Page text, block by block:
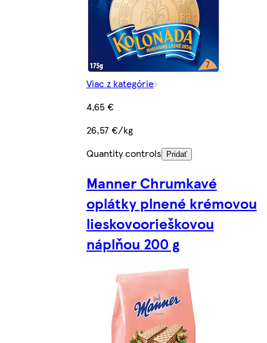
Viac z kategórie
4,65 €
26,57 €/kg
Quantity controls
Pridať
Manner Chrumkavé
oplátky plnené krémovou
lieskovoorieškovou
náplňou 200 g